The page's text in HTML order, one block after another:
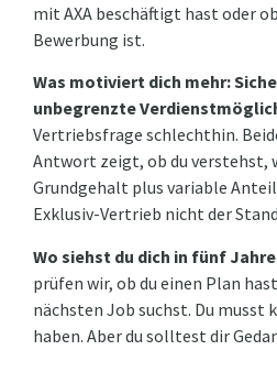
mit AXA beschäftigt hast oder
Bewerbung ist.
Was motiviert dich mehr:
unbegrenzte
Vertriebsfrage schlechthin.
Antwort zeigt, ob du verstehst,
Grundgehalt plus variable
Exklusiv-Vertrieb nicht der
Wo siehst du dich in fünf
prüfen wir, ob du einen Plan
nächsten Job suchst. Du
haben. Aber du solltest dir